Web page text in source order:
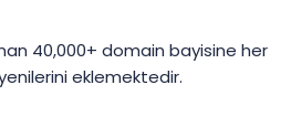
40,000+ domain bayisine her
eklemektedir.